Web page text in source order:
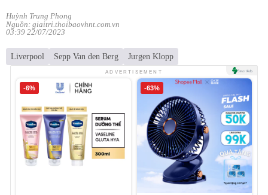
Huỳnh Trung Phong
Nguồn: giaitri.thoibaovhnt.com.vn
03:39 22/07/2023
Liverpool Sepp Van den Berg Jurgen Klopp
ADVERTISEMENT
-6% -63%